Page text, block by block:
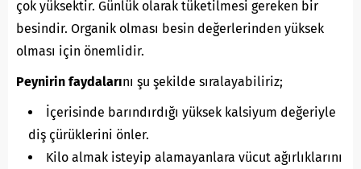
çok yüksektir. Günlük olarak tüketilmesi gereken bir
besindir. Organik olması besin değerlerinden yüksek
olması için önemlidir.
Peynirin faydalarını şu şekilde sıralayabiliriz;
İçerisinde barındırdığı yüksek kalsiyum değeriyle
diş çürüklerini önler.
Kilo almak isteyip alamayanlara vücut ağırlıklarını